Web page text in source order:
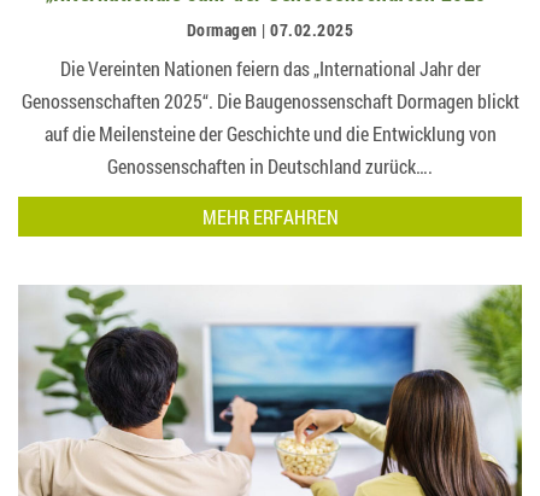
Dormagen | 07.02.2025
Die Vereinten Nationen feiern das „International Jahr der
Genossenschaften 2025“. Die Baugenossenschaft Dormagen blickt
auf die Meilensteine der Geschichte und die Entwicklung von
Genossenschaften in Deutschland zurück….
MEHR ERFAHREN